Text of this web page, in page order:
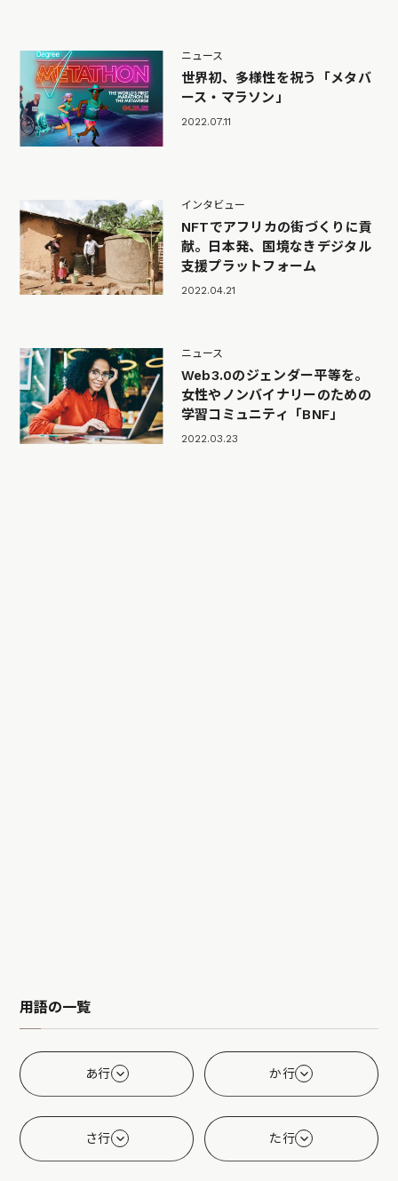
ニュース
世界初、多様性を祝う「メタバ
ース・マラソン」
2022.07.11
インタビュー
NFTでアフリカの街づくりに貢
献。日本発、国境なきデジタル
支援プラットフォーム
2022.04.21
ニュース
Web3.0のジェンダー平等を。
女性やノンバイナリーのための
学習コミュニティ「BNF」
2022.03.23
用語の一覧
あ行 か行
さ行 た行